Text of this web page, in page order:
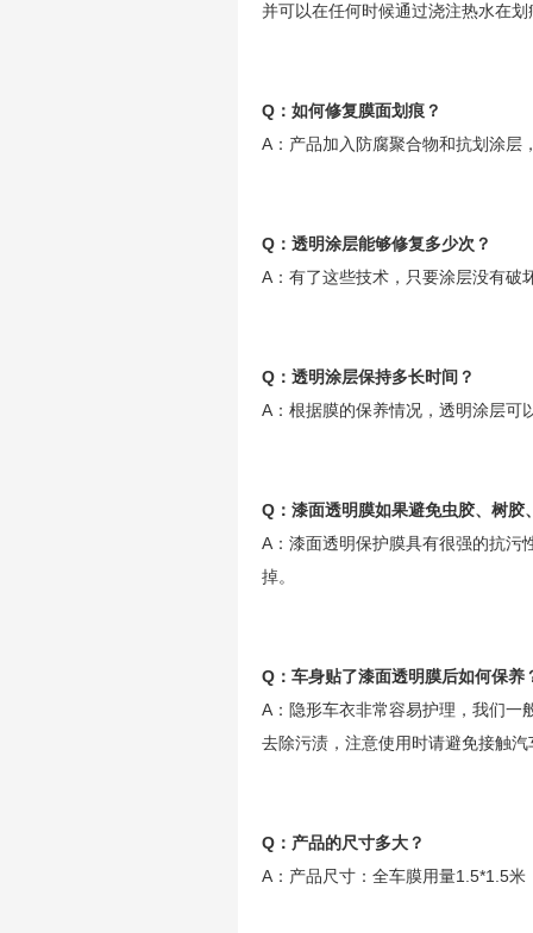
并可以在任何时候通过浇注热水在
Q：如何修复膜面划痕？
A：产品加入防腐聚合物和抗划涂层
Q：透明涂层能够修复多少次？
A：有了这些技术，只要涂层没有破
Q：透明涂层保持多长时间？
A：根据膜的保养情况，透明涂层可
Q：漆面透明膜如果避免虫胶、树胶
A：漆面透明保护膜具有很强的抗污
掉。
Q：车身贴了漆面透明膜后如何保养
A：隐形车衣非常容易护理，我们一
去除污渍，注意使用时请避免接触
Q：产品的尺寸多大？
A：产品尺寸：全车膜用量1.5*1.5